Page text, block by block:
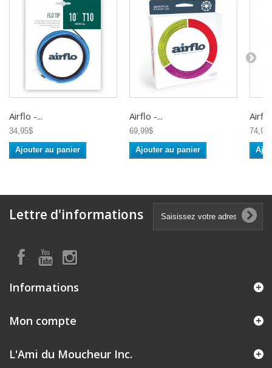
Airflo -...
34,95$
Ajouter au panier
Airflo -...
69,99$
Ajouter au panier
Lettre d'informations
Informations
Mon compte
L'Ami du Moucheur Inc.